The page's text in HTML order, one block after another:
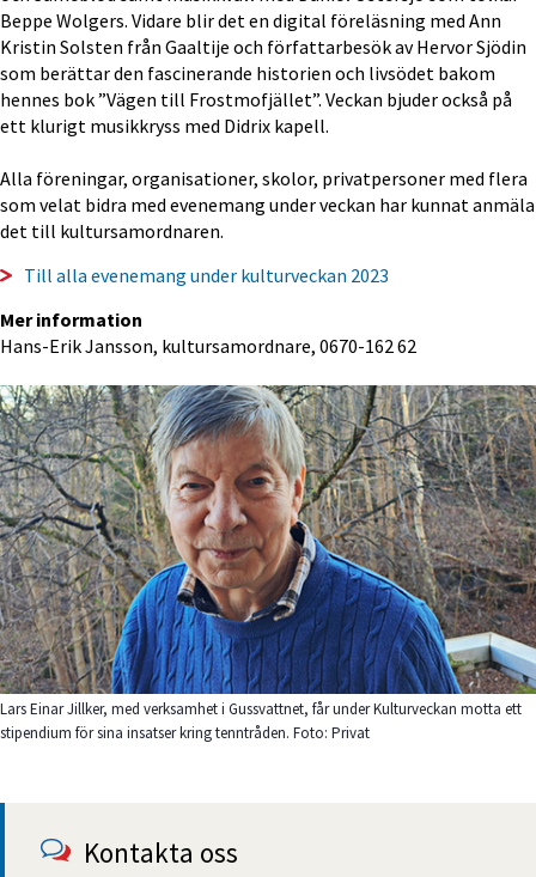
Beppe Wolgers. Vidare blir det en digital föreläsning med Ann
Kristin Solsten från Gaaltije och författarbesök av Hervor Sjödin
som berättar den fascinerande historien och livsödet bakom
hennes bok ”Vägen till Frostmofjället”. Veckan bjuder också på
ett klurigt musikkryss med Didrix kapell.
Alla föreningar, organisationer, skolor, privatpersoner med flera
som velat bidra med evenemang under veckan har kunnat anmäla
det till kultursamordnaren.
Till alla evenemang under kulturveckan 2023
Mer information
Hans-Erik Jansson, kultursamordnare, 0670-162 62
Lars Einar Jillker, med verksamhet i Gussvattnet, får under Kulturveckan motta ett
stipendium för sina insatser kring tenntråden. Foto: Privat
Kontakta oss